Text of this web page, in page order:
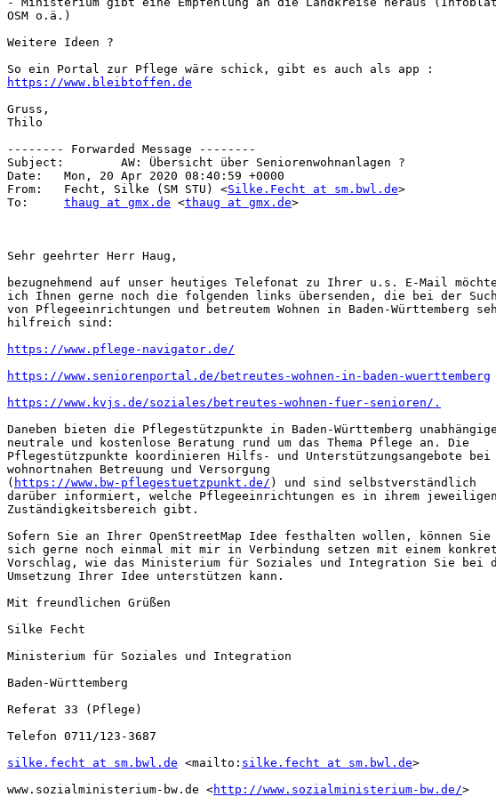
OSM o.ä.)
Weitere Ideen ?
https://www.bleibtoffen.de
Gruss,
Thilo
-------- Forwarded Message --------
Subject: 	AW: Übersicht über Seniorenwohnanlagen ?
Date: 	Mon, 20 Apr 2020 08:40:59 +0000
From: 	Fecht, Silke (SM STU) <Silke.Fecht at sm.bwl.de>
thaug at gmx.de <thaug at gmx.de>
Sehr geehrter Herr Haug,
bezugnehmend auf unser heutiges Telefonat zu Ihrer u.s. E-Mail möchte
ich Ihnen gerne noch die folgenden links übersenden, die bei der
von Pflegeeinrichtungen und betreutem Wohnen in Baden-Württemberg
hilfreich sind:
https://www.pflege-navigator.de/
https://www.seniorenportal.de/betreutes-wohnen-in-baden-wuerttemberg
https://www.kvjs.de/soziales/betreutes-wohnen-fuer-senioren/.
Daneben bieten die Pflegestützpunkte in Baden-Württemberg
neutrale und kostenlose Beratung rund um das Thema Pflege an. Die
Pflegestützpunkte koordinieren Hilfs- und Unterstützungsangebote bei
wohnortnahen Betreuung und Versorgung
( https://www.bw-pflegestuetzpunkt.de/ ) und sind selbstverständlich
darüber informiert, welche Pflegeeinrichtungen es in ihrem jeweiligen
Zuständigkeitsbereich gibt.
Sofern Sie an Ihrer OpenStreetMap Idee festhalten wollen, können Sie
sich gerne noch einmal mit mir in Verbindung setzen mit einem
Vorschlag, wie das Ministerium für Soziales und Integration Sie bei
Umsetzung Ihrer Idee unterstützen kann.
Mit freundlichen Grüßen
Silke Fecht
Ministerium für Soziales und Integration
Baden-Württemberg
Referat 33 (Pflege)
Telefon 0711/123-3687
silke.fecht at sm.bwl.de <mailto: silke.fecht at sm.bwl.de>
www.sozialministerium-bw.de <http://www.sozialministerium-bw.de/>